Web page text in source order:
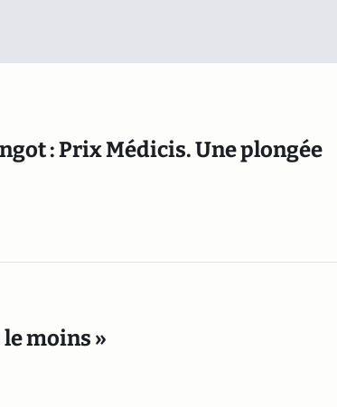
: Prix Médicis. Une plongée
moins »